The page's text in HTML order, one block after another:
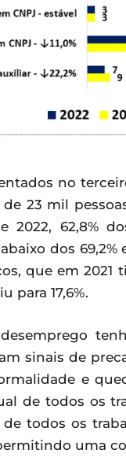
no
23 mil
2022, 62,8%
dos
que em 2021
para 17,6%.
sinais de
e
de todos os
todos os
uma